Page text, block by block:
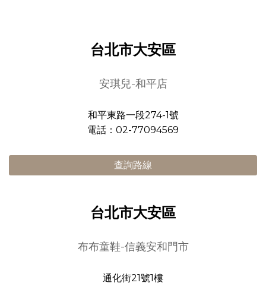
台北市大安區
安琪兒-和平店
和平東路一段274-1號
電話：02-77094569
查詢路線
台北市大安區
布布童鞋-信義安和門市
通化街21號1樓